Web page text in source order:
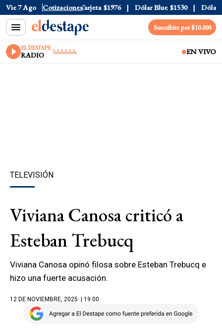
Vie 7 Ago Cotizaciones
$1520 Dólar Tarjeta $1976 Dólar Blue $1530 Dólar
Suscribite por $10.000
EL DESTAPE
RADIO EN VIVO
TELEVISIÓN
Viviana Canosa criticó a
Esteban Trebucq
Viviana Canosa opinó filosa sobre Esteban Trebucq e
hizo una fuerte acusación.
12 DE NOVIEMBRE, 2025 | 19.00